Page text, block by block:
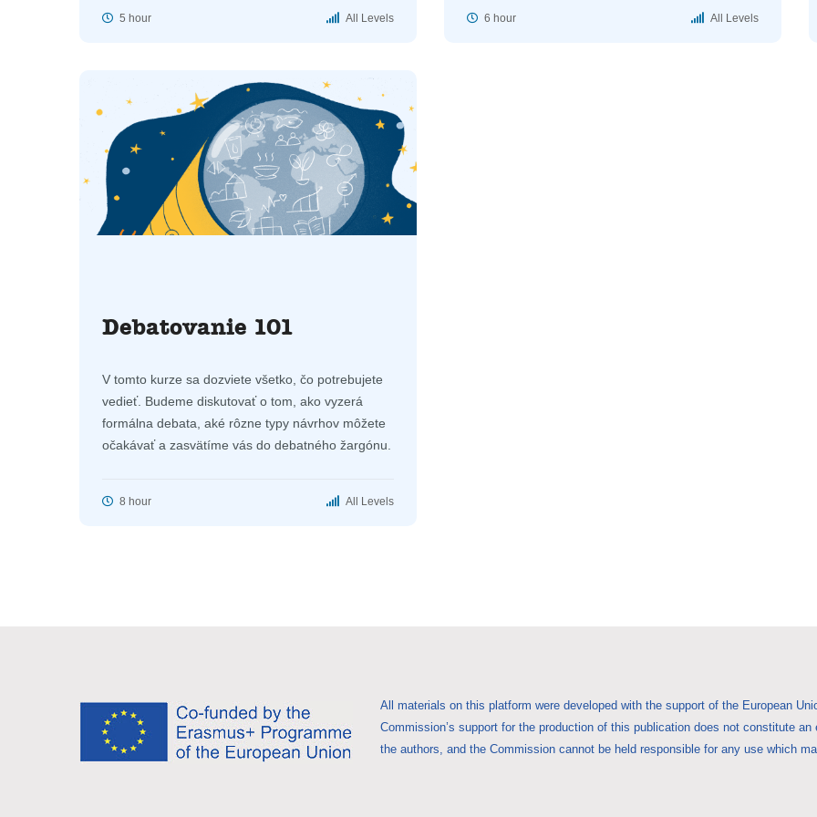
5 hour All Levels 6 hour All Levels
Debatovanie 101
V tomto kurze sa dozviete všetko, čo potrebujete
vedieť. Budeme diskutovať o tom, ako vyzerá
formálna debata, aké rôzne typy návrhov môžete
očakávať a zasvätíme vás do debatného žargónu.
8 hour All Levels
All materials on this platform were developed with the support of the European
Commission’s support for the production of this publication does not constitute
the authors, and the Commission cannot be held responsible for any use which